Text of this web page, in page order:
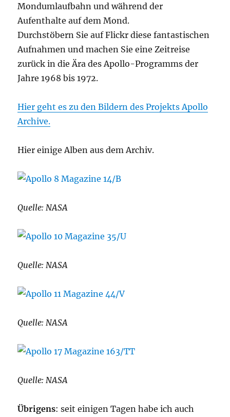
Mondumlaufbahn und während der
Aufenthalte auf dem Mond.
Durchstöbern Sie auf Flickr diese fantastischen
Aufnahmen und machen Sie eine Zeitreise
zurück in die Ära des Apollo-Programms der
Jahre 1968 bis 1972.
Hier geht es zu den Bildern des Projekts Apollo
Archive.
Hier einige Alben aus dem Archiv.
Quelle: NASA
Quelle: NASA
Quelle: NASA
Quelle: NASA
Übrigens: seit einigen Tagen habe ich auch